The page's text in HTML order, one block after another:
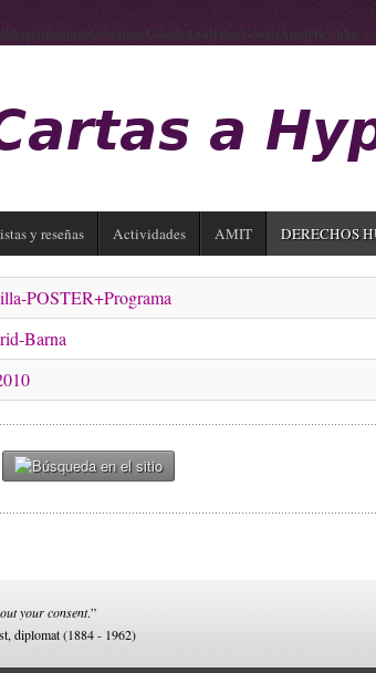
hypatia/plugins/system/GoogleAnalytics/GoogleAnalytics.php
y reseñas Actividades AMIT DERECHOS
POSTER+Programa
Barna
your consent.”
diplomat (1884 - 1962)